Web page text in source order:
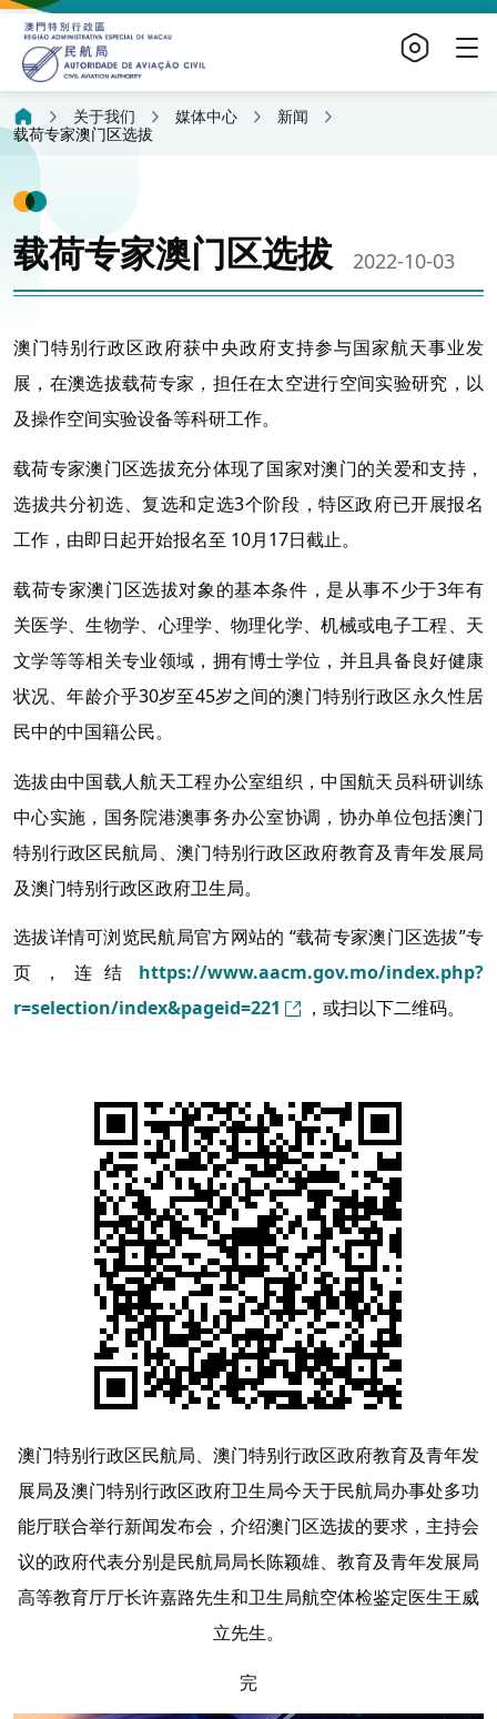
关于我们 媒体中心
新闻
载荷专家澳门区选拔
载荷专家澳门区选拔 2022-10-03
澳门特别行政区政府获中央政府支持参与国家航天事业发
展，在澳选拔载荷专家，担任在太空进行空间实验研究，以
及操作空间实验设备等科研工作。
载荷专家澳门区选拔充分体现了国家对澳门的关爱和支持，
选拔共分初选、复选和定选3个阶段，特区政府已开展报名
工作，由即日起开始报名至 10月17日截止。
载荷专家澳门区选拔对象的基本条件，是从事不少于3年有
关医学、生物学、心理学、物理化学、机械或电子工程、天
文学等等相关专业领域，拥有博士学位，并且具备良好健康
状况、年龄介乎30岁至45岁之间的澳门特别行政区永久性居
民中的中国籍公民。
选拔由中国载人航天工程办公室组织，中国航天员科研训练
中心实施，国务院港澳事务办公室协调，协办单位包括澳门
特别行政区民航局、澳门特别行政区政府教育及青年发展局
及澳门特别行政区政府卫生局。
选拔详情可浏览民航局官方网站的 “载荷专家澳门区选拔”专
页，连结
https://www.aacm.gov.mo/index.php?
r=selection/index&pageid=221
，或扫以下二维码。
澳门特别行政区民航局、澳门特别行政区政府教育及青年发
展局及澳门特别行政区政府卫生局今天于民航局办事处多功
能厅联合举行新闻发布会，介绍澳门区选拔的要求，主持会
议的政府代表分别是民航局局长陈颖雄、教育及青年发展局
高等教育厅厅长许嘉路先生和卫生局航空体检鉴定医生王威
立先生。
完